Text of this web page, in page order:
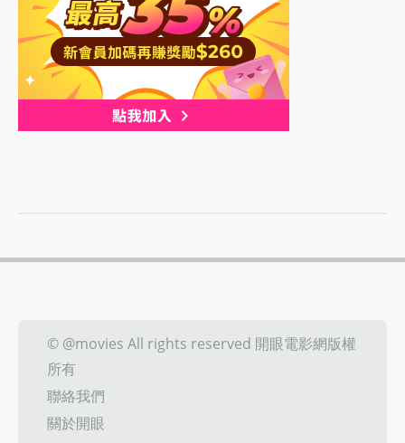
© @movies All rights reserved 開眼電影網版權
所有
聯絡我們
關於開眼